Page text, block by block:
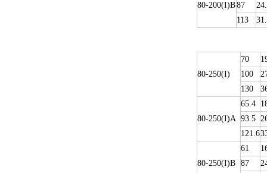
80-200(I)B87
113
80-250(I)
70
100
130
80-250(I)A
65.4
93.5
121.6
80-250(I)B
61
87